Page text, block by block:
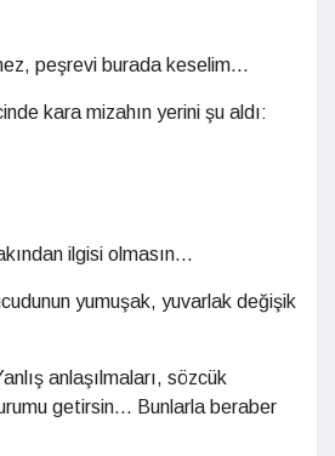
peşrevi burada keselim...
kara mizahın yerini şu aldı:
ilgisi olmasın...
yumuşak, yuvarlak değişik
anlaşılmaları, sözcük
getirsin... Bunlarla beraber